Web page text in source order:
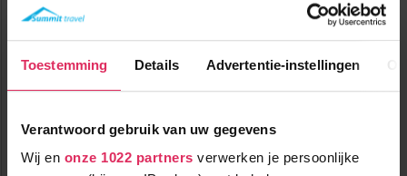
Toestemming Details Advertentie-instellingen
Verantwoord gebruik van uw gegevens
Wij en onze 1022 partners verwerken je persoonlijke
Zwitserland